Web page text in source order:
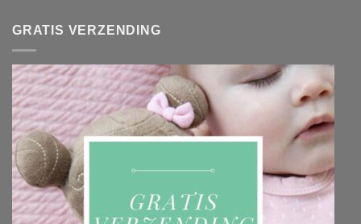
voor
jaar.
GRATIS VERZENDING